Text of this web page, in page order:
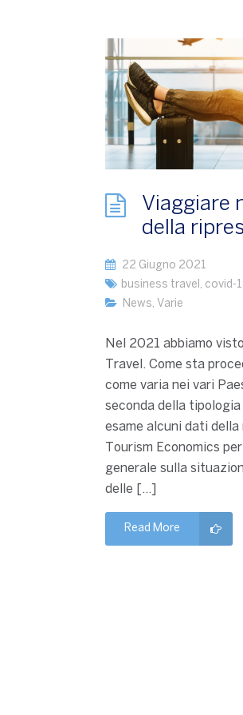
Viaggiare
della
22 Giugno 2021
business travel , covid-
News, Varie
Nel 2021 abbiamo
Travel. Come sta
come varia nei vari
seconda della
esame alcuni dati
Tourism Economics
generale sulla
delle […]
Read More